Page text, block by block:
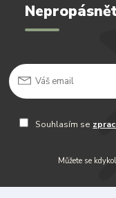
Souhlasím se
Můžete se